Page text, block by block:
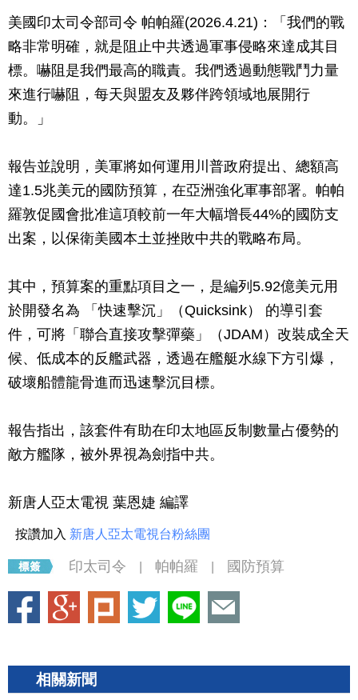
美國印太司令部司令 帕帕羅(2026.4.21)：「我們的戰
略非常明確，就是阻止中共透過軍事侵略來達成其目
標。嚇阻是我們最高的職責。我們透過動態戰鬥力量
來進行嚇阻，每天與盟友及夥伴跨領域地展開行
動。」
報告並說明，美軍將如何運用川普政府提出、總額高
達1.5兆美元的國防預算，在亞洲強化軍事部署。帕帕
羅敦促國會批准這項較前一年大幅增長44%的國防支
出案，以保衛美國本土並挫敗中共的戰略布局。
其中，預算案的重點項目之一，是編列5.92億美元用
於開發名為 「快速擊沉」（Quicksink） 的導引套
件，可將「聯合直接攻擊彈藥」（JDAM）改裝成全天
候、低成本的反艦武器，透過在艦艇水線下方引爆，
破壞船體龍骨進而迅速擊沉目標。
報告指出，該套件有助在印太地區反制數量占優勢的
敵方艦隊，被外界視為劍指中共。
新唐人亞太電視 葉恩婕 編譯
按讚加入 新唐人亞太電視台粉絲團
印太司令 帕帕羅 國防預算
相關新聞